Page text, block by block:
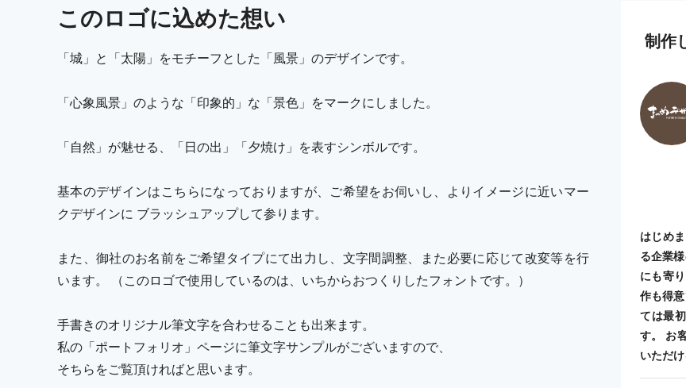
このロゴに込めた想い
「城」と「太陽」をモチーフとした「風景」のデザインです。
「心象風景」のような「印象的」な「景色」をマークにしました。
「自然」が魅せる、「日の出」「夕焼け」を表すシンボルです。
基本のデザインはこちらになっておりますが、ご希望をお伺いし、よりイメージに近いマー
クデザインに ブラッシュアップして参ります。
また、御社のお名前をご希望タイプにて出力し、文字間調整、また必要に応じて改変等を行
います。 （このロゴで使用しているのは、いちからおつくりしたフォントです。）
手書きのオリジナル筆文字を合わせることも出来ます。
私の「ポートフォリオ」ページに筆文字サンプルがございますので、
そちらをご覧頂ければと思います。
制作
はじめ
る企業
にも寄
作も得
ては最
す。 お
いただ